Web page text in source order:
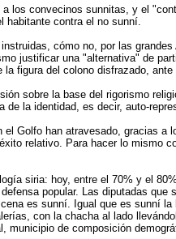
los convecinos sunnitas, y el
habitante contra el no sunní.
cómo no, por las
justificar una "alternativa" de
figura del colono disfrazado,
sobre la base del rigorismo
la identidad, es decir, auto-
Golfo han atravesado, gracias
relativo. Para hacer lo mismo
siria: hoy, entre el 70% y el
popular. Las diputadas
es sunní. Igual que es sunní
con la chacha al lado
de composición